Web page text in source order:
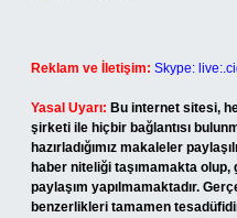
Reklam ve İletişim: Skype:
Yasal Uyarı: Bu internet sitesi,
şirketi ile hiçbir bağlantısı
hazırladığımız makaleler
haber niteliği taşımamakta
paylaşım yapılmamaktadır.
benzerlikleri tamamen